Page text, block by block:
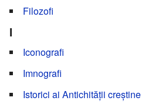
Filozofi
I
Iconografi
Imnografi
Istorici ai Antichității creștine